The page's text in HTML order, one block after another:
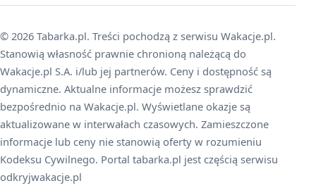
© 2026 Tabarka.pl. Treści pochodzą z serwisu Wakacje.pl.
Stanowią własność prawnie chronioną należącą do
Wakacje.pl S.A. i/lub jej partnerów. Ceny i dostępność są
dynamiczne. Aktualne informacje możesz sprawdzić
bezpośrednio na Wakacje.pl. Wyświetlane okazje są
aktualizowane w interwałach czasowych. Zamieszczone
informacje lub ceny nie stanowią oferty w rozumieniu
Kodeksu Cywilnego. Portal tabarka.pl jest częścią serwisu
odkryjwakacje.pl